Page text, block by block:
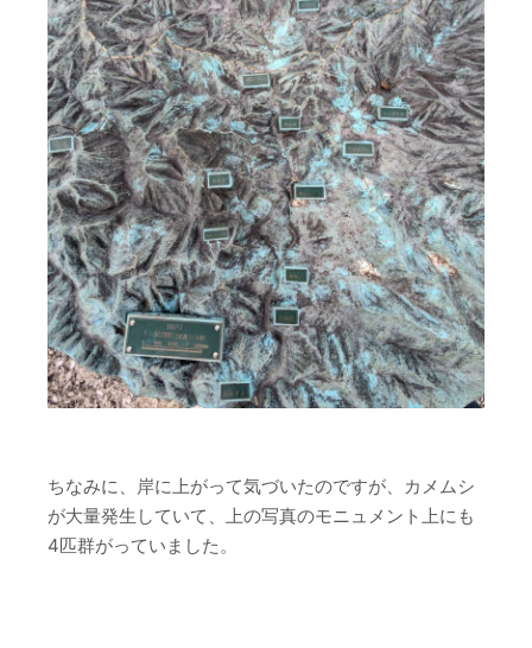
ちなみに、岸に上がって気づいたのですが、カメムシ
が大量発生していて、上の写真のモニュメント上にも
4匹群がっていました。